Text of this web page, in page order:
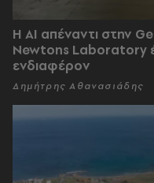
Η AI απέναντι στην
Newtons Laboratory
ενδιαφέρον
Δημήτρης Αθανασιάδης